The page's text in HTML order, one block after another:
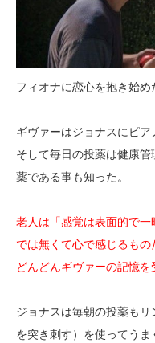
フィオナに恋心を抱き始め
ギヴァーはジョナスにピア
そして毎日の投薬は健康
薬である事も知った。
老人は「感覚は表面的で
では無くて心で感じるも
どんどんギヴァーの記憶を
ジョナスは毎朝の投薬も
を突き刺す）を使ってうま